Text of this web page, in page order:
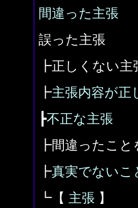
間違った主張
誤った主張
┣正しくない主
┣主張内容が正
┣不正な主張
┣間違ったこと
┣真実でないこ
┗【 主張 】